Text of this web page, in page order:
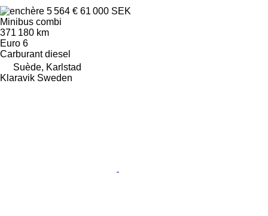
5 564 € 61 000 SEK
Minibus combi
371 180 km
Euro 6
Carburant diesel
Suède, Karlstad
Klaravik Sweden